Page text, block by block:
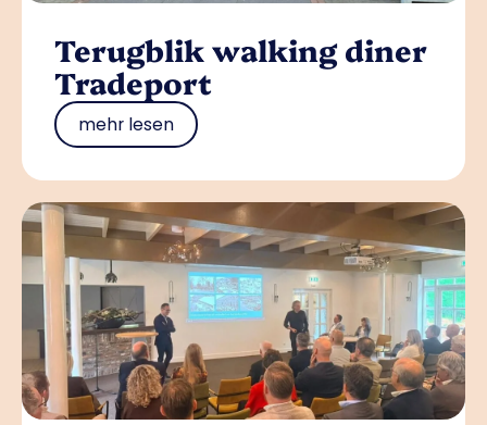
Terugblik walking diner
Tradeport
mehr lesen